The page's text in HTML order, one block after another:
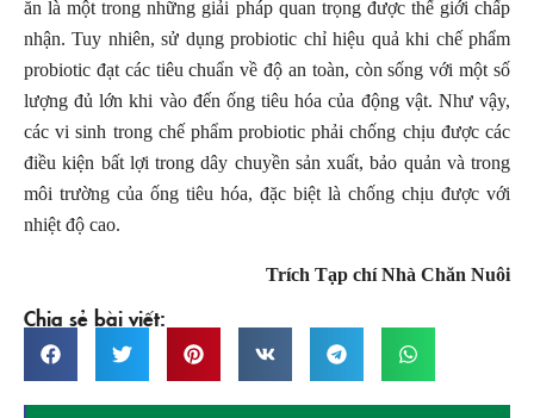
ăn là một trong những giải pháp quan trọng được thế giới chấp
nhận. Tuy nhiên, sử dụng probiotic chỉ hiệu quả khi chế phẩm
probiotic đạt các tiêu chuẩn về độ an toàn, còn sống với một số
lượng đủ lớn khi vào đến ống tiêu hóa của động vật. Như vậy,
các vi sinh trong chế phẩm probiotic phải chống chịu được các
điều kiện bất lợi trong dây chuyền sản xuất, bảo quản và trong
môi trường của ống tiêu hóa, đặc biệt là chống chịu được với
nhiệt độ cao.
Trích Tạp chí Nhà Chăn Nuôi
Chia sẻ bài viết: